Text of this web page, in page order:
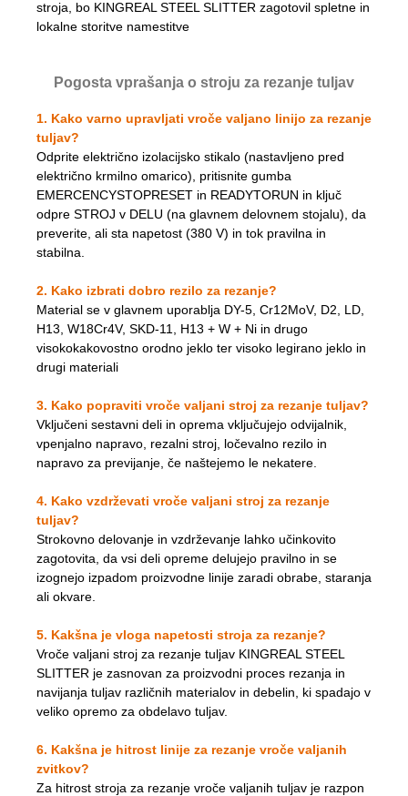
stroja, bo KINGREAL STEEL SLITTER zagotovil spletne in
lokalne storitve namestitve
Pogosta vprašanja o stroju za rezanje tuljav
1. Kako varno upravljati vroče valjano linijo za rezanje
tuljav?
Odprite električno izolacijsko stikalo (nastavljeno pred
električno krmilno omarico), pritisnite gumba
EMERCENCYSTOPRESET in READYTORUN in ključ
odpre STROJ v DELU (na glavnem delovnem stojalu), da
preverite, ali sta napetost (380 V) in tok pravilna in
stabilna.
2. Kako izbrati dobro rezilo za rezanje?
Material se v glavnem uporablja DY-5, Cr12MoV, D2, LD,
H13, W18Cr4V, SKD-11, H13 + W + Ni in drugo
visokokakovostno orodno jeklo ter visoko legirano jeklo in
drugi materiali
3. Kako popraviti vroče valjani stroj za rezanje tuljav?
Vključeni sestavni deli in oprema vključujejo odvijalnik,
vpenjalno napravo, rezalni stroj, ločevalno rezilo in
napravo za previjanje, če naštejemo le nekatere.
4. Kako vzdrževati vroče valjani stroj za rezanje
tuljav?
Strokovno delovanje in vzdrževanje lahko učinkovito
zagotovita, da vsi deli opreme delujejo pravilno in se
izognejo izpadom proizvodne linije zaradi obrabe, staranja
ali okvare.
5. Kakšna je vloga napetosti stroja za rezanje?
Vroče valjani stroj za rezanje tuljav KINGREAL STEEL
SLITTER je zasnovan za proizvodni proces rezanja in
navijanja tuljav različnih materialov in debelin, ki spadajo v
veliko opremo za obdelavo tuljav.
6. Kakšna je hitrost linije za rezanje vroče valjanih
zvitkov?
Za hitrost stroja za rezanje vroče valjanih tuljav je razpon